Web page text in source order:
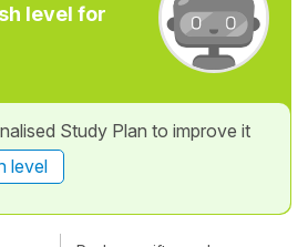
level for
Study Plan to improve it
level